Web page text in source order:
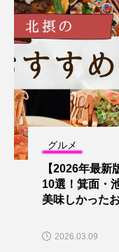
グルメ
【2026年最
10選！箕面・
美味しかった
2026.03.09